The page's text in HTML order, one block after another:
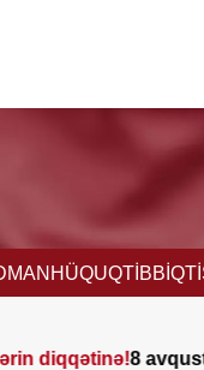
HÜQUQTİBB
8 avqust